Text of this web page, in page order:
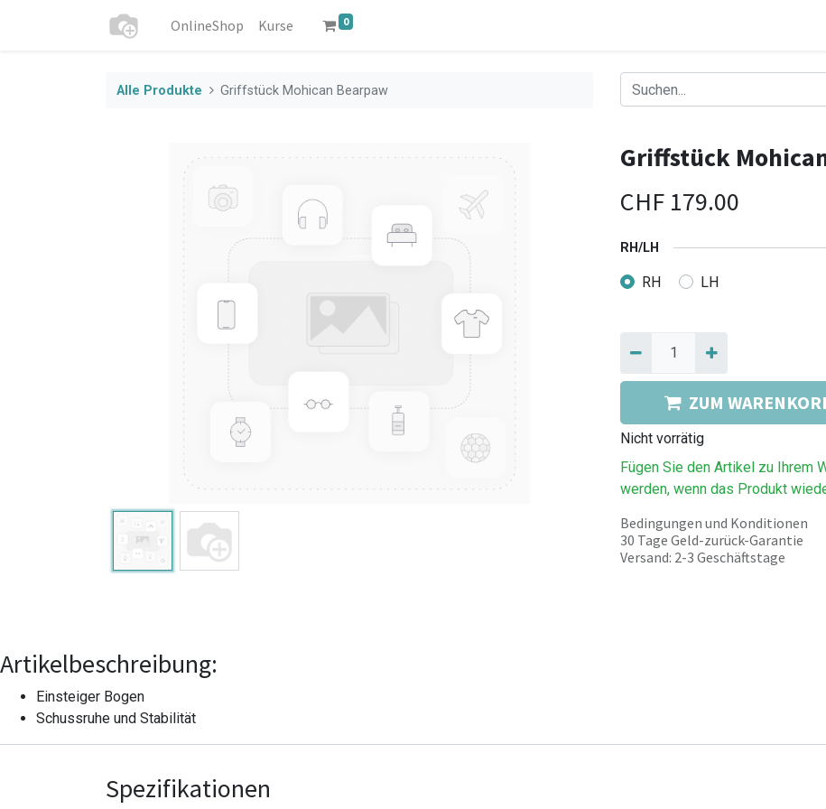
OnlineShop Kurse 0
Alle Produkte Griffstück Mohican Bearpaw
Griffstück
CHF 179.00
RH/LH
RH LH
ZUM
Nicht vorrätig
Fügen Sie den Artikel zu Ihrem
werden, wenn das Produkt
Bedingungen und Konditionen
30 Tage Geld-zurück-Garantie
Versand: 2-3 Geschäftstage
Artikelbeschreibung:
Einsteiger Bogen
Schussruhe und Stabilität
Spezifikationen